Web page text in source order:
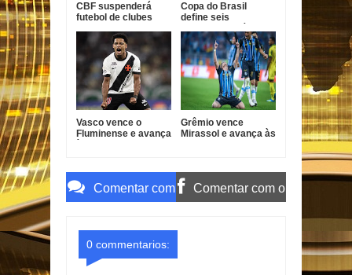
CBF suspenderá
futebol de clubes
Mundo de 2027
Copa do Brasil
define seis
quartas de final
Vasco vence o
Fluminense e avança
Grêmio vence
Mirassol e avança às
Comentar com Comentar com o
0 commentarios: